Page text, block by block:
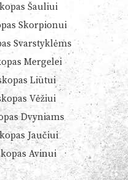
Šauliui
Skorpionui
Svarstyklėms
Mergelei
Liūtui
Vėžiui
Dvyniams
Jaučiui
Avinui